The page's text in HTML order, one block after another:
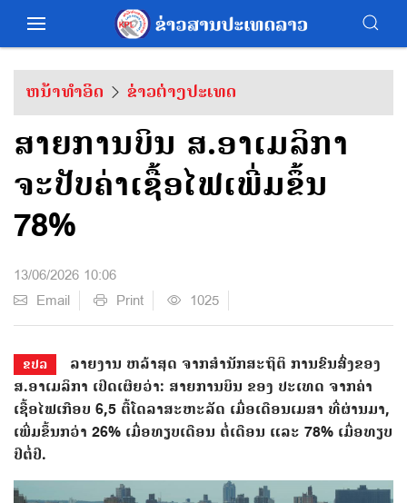
ຫນ້າທຳອິດ ຂ່າວຕ່າງປະເທດ
ສາຍການບິນ ສ.ອາເມລິກາ
ຈະປັບຄ່າເຊື້ອໄຟເພີ່ມຂຶ້ນ
78%
13/06/2026 10:06
Email
Print 1025
ຂປລ
ລາຍງານ ຫລ້າສຸດ ຈາກສຳນັກສະຖິຕິ ການຂົນສົ່ງຂອງ
ສ.ອາເມລິກາ ເປີດເຜີຍວ່າ: ສາຍການບິນ ຂອງ ປະເທດ ຈາກຄ່າ
ເຊື້ອໄຟເກືອບ 6,5 ຕື້ໂດລາສະຫະລັດ ເມື່ອເດືອນເມສາ ທີ່ຜ່ານມາ,
ເພີ່ມຂຶ້ນກວ່າ 26% ເມື່ອທຽບເດືອນ ຕໍ່ເດືອນ ແລະ 78% ເມື່ອທຽບ
ປີຕໍ່ປີ.